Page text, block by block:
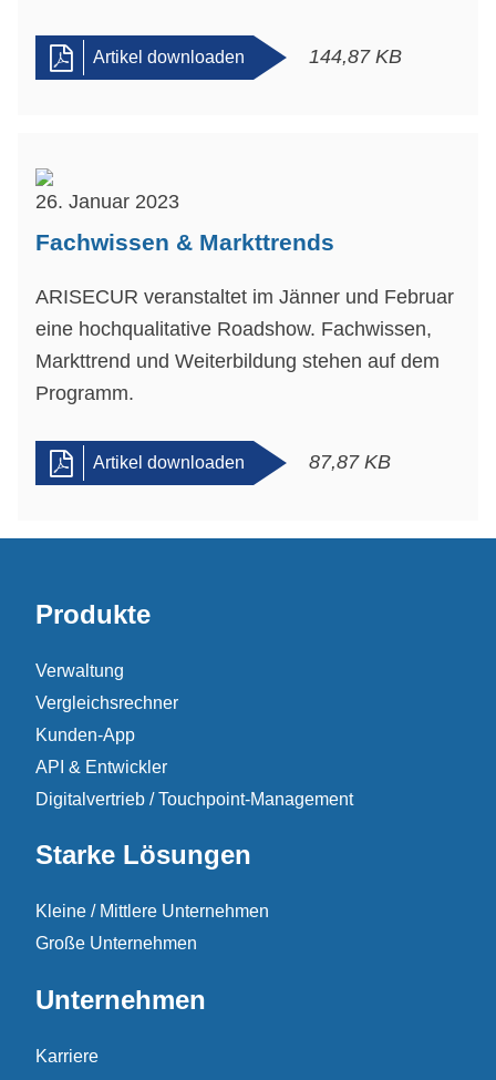
Artikel downloaden 144,87 KB
26. Januar 2023
Fachwissen & Markttrends
ARISECUR veranstaltet im Jänner und Februar
eine hochqualitative Roadshow. Fachwissen,
Markttrend und Weiterbildung stehen auf dem
Programm.
Artikel downloaden 87,87 KB
Produkte
Verwaltung
Vergleichsrechner
Kunden-App
API & Entwickler
Digitalvertrieb / Touchpoint-Management
Starke Lösungen
Kleine / Mittlere Unternehmen
Große Unternehmen
Unternehmen
Karriere